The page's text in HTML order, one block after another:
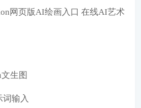
生图
输入